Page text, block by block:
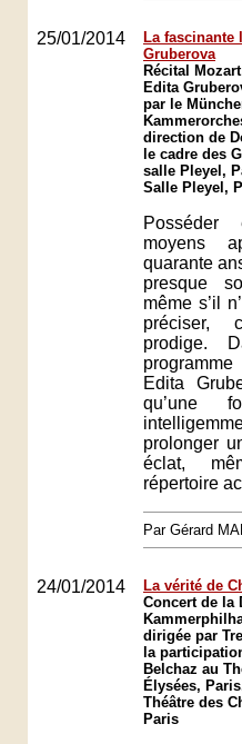
25/01/2014
La fascinante
Gruberova
Récital
Edita
par le
direction de
le cadre des
salle Pleyel,
Salle Pleyel,
Posséder
moyens
quarante
presque
même s’il
préciser,
prodige.
Edita
qu’une
prolonger
éclat,
répertoire
Par Gérard
24/01/2014
La vérité de
Concert de la
dirigée par
la
Belchaz au
Élysées,
Théâtre des
Paris